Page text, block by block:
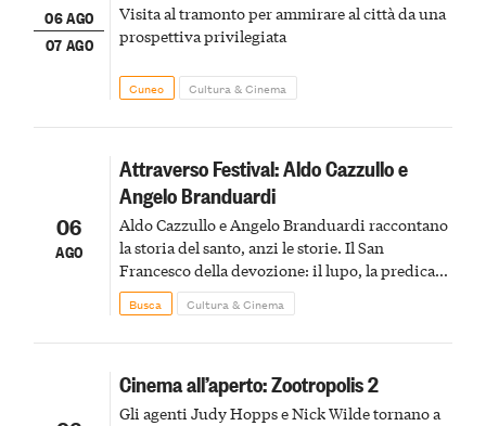
06 AGO
07 AGO
Visita al tramonto per ammirare al città da una
prospettiva privilegiata
Cuneo Cultura & Cinema
06
AGO
Attraverso Festival: Aldo Cazzullo e
Angelo Branduardi
Aldo Cazzullo e Angelo Branduardi raccontano
la storia del santo, anzi le storie. Il San
Francesco della devozione: il lupo, la predica
agli uccelli, le stimmate
Busca Cultura & Cinema
Cinema all’aperto: Zootropolis 2
Gli agenti Judy Hopps e Nick Wilde tornano a